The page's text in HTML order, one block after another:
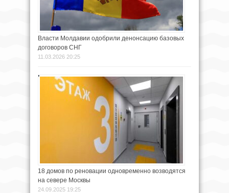
Власти Молдавии одобрили денонсацию базовых
договоров СНГ
11.03.2026 20:25
18 домов по реновации одновременно возводятся
на севере Москвы
24.09.2025 19:25